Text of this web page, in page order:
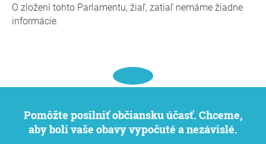
O zložení tohto Parlamentu, žiaľ, zatiaľ nemáme žiadne
informácie.
Pomôžte posilniť občiansku účasť. Chceme,
aby boli vaše obavy vypočuté a nezávislé.